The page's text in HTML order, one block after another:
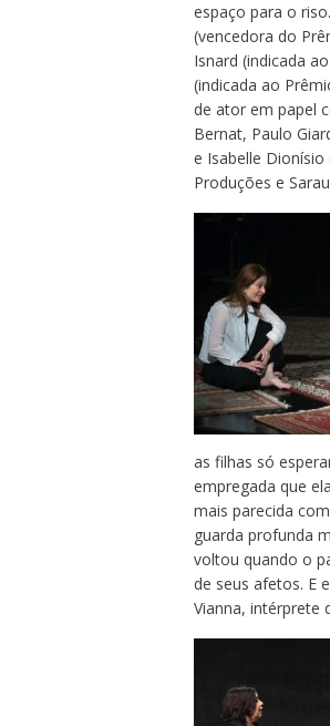
espaço para o
(vencedora do
Isnard (indicada
(indicada ao
de ator em papel
Bernat, Paulo
e Isabelle Dionísio
Produções e
as filhas só
empregada que
mais parecida
guarda profunda
voltou quando o
de seus afetos. E
Vianna, intérprete